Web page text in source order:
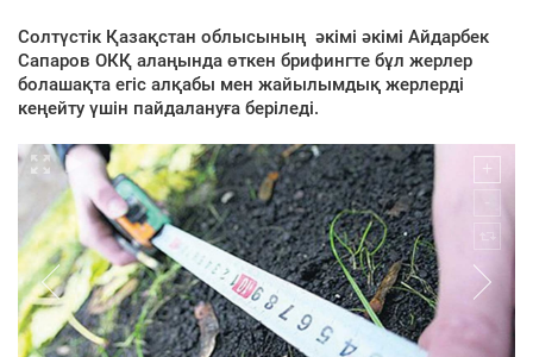
Солтүстік Қазақстан облысының әкімі әкімі Айдарбек
Сапаров ОКҚ алаңында өткен брифингте бұл жерлер
болашақта егіс алқабы мен жайылымдық жерлерді
кеңейту үшін пайдалануға беріледі.